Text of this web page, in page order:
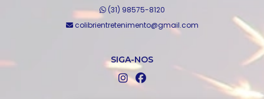
(31) 98575-8120
colibrientretenimento@gmail.com
SIGA-NOS